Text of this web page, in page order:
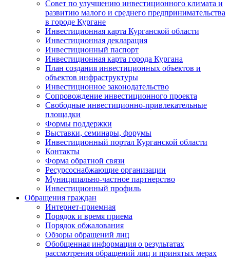
Совет по улучшению инвестиционного климата и
развитию малого и среднего предпринимательства
в городе Кургане
Инвестиционная карта Курганской области
Инвестиционная декларация
Инвестиционный паспорт
Инвестиционная карта города Кургана
План создания инвестиционных объектов и
объектов инфраструктуры
Инвестиционное законодательство
Сопровождение инвестиционного проекта
Свободные инвестиционно-привлекательные
площадки
Формы поддержки
Выставки, семинары, форумы
Инвестиционный портал Курганской области
Контакты
Форма обратной связи
Ресурсоснабжающие организации
Муниципально-частное партнерство
Инвестиционный профиль
Обращения граждан
Интернет-приемная
Порядок и время приема
Порядок обжалования
Обзоры обращений лиц
Обобщенная информация о результатах
рассмотрения обращений лиц и принятых мерах